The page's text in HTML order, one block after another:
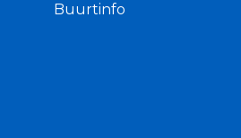
Buurtinfo